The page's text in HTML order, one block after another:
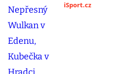
iSport.cz